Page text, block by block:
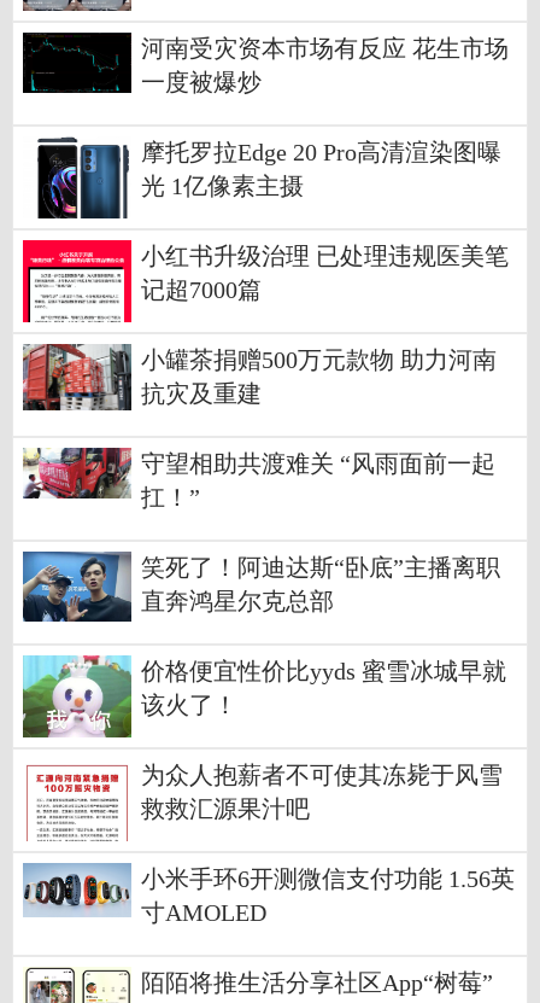
河南受灾资本市场有反应 花生市场
一度被爆炒
摩托罗拉Edge 20 Pro高清渲染图曝
光 1亿像素主摄
小红书升级治理 已处理违规医美笔
记超7000篇
小罐茶捐赠500万元款物 助力河南
抗灾及重建
守望相助共渡难关 “风雨面前一起
扛！”
笑死了！阿迪达斯“卧底”主播离职
直奔鸿星尔克总部
价格便宜性价比yyds 蜜雪冰城早就
该火了！
为众人抱薪者不可使其冻毙于风雪
救救汇源果汁吧
小米手环6开测微信支付功能 1.56英
寸AMOLED
陌陌将推生活分享社区App“树莓”